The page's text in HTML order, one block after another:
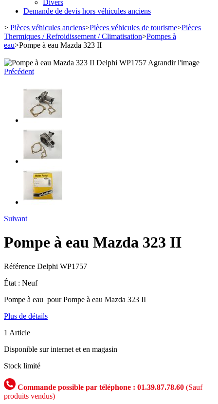
Divers
Demande de devis hors véhicules anciens
> Pièces véhicules anciens>Pièces véhicules de tourisme>Pièces
Thermiques / Refroidissement / Climatisation>Pompes à
eau>Pompe à eau Mazda 323 II
Agrandir l'image
Précédent
Suivant
Pompe à eau Mazda 323 II
Référence Delphi WP1757
État : Neuf
Pompe à eau pour Pompe à eau Mazda 323 II
Plus de détails
1 Article
Disponible sur internet et en magasin
Stock limité
Commande possible par téléphone : 01.39.87.78.60 (Sauf
produits vendus)